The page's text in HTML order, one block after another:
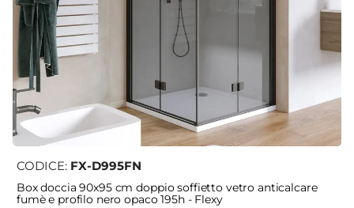
CODICE: FX-D995FN
Box doccia 90x95 cm doppio soffietto vetro anticalcare
fumè e profilo nero opaco 195h - Flexy